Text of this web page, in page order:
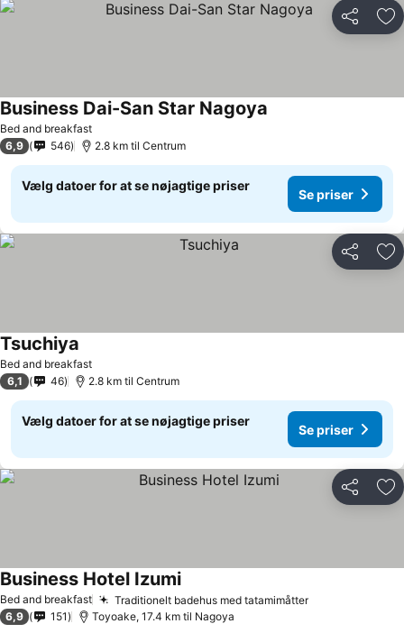
Del
Bed and breakfast
Business Dai-San Star Nagoya
6,9 546 2.8 km til Centrum
Vælg datoer for at se nøjagtige priser
Se priser
Del
Bed and breakfast
Tsuchiya
6,1 46 2.8 km til Centrum
Vælg datoer for at se nøjagtige priser
Se priser
Del
Bed and breakfast Traditionelt badehus med tatamimåtterSe priser
Business Hotel IzumiSe priser
6,9 151 Toyoake, 17.4 km til Nagoya